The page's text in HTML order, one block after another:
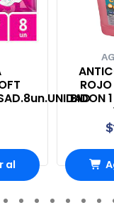
al
BIDON